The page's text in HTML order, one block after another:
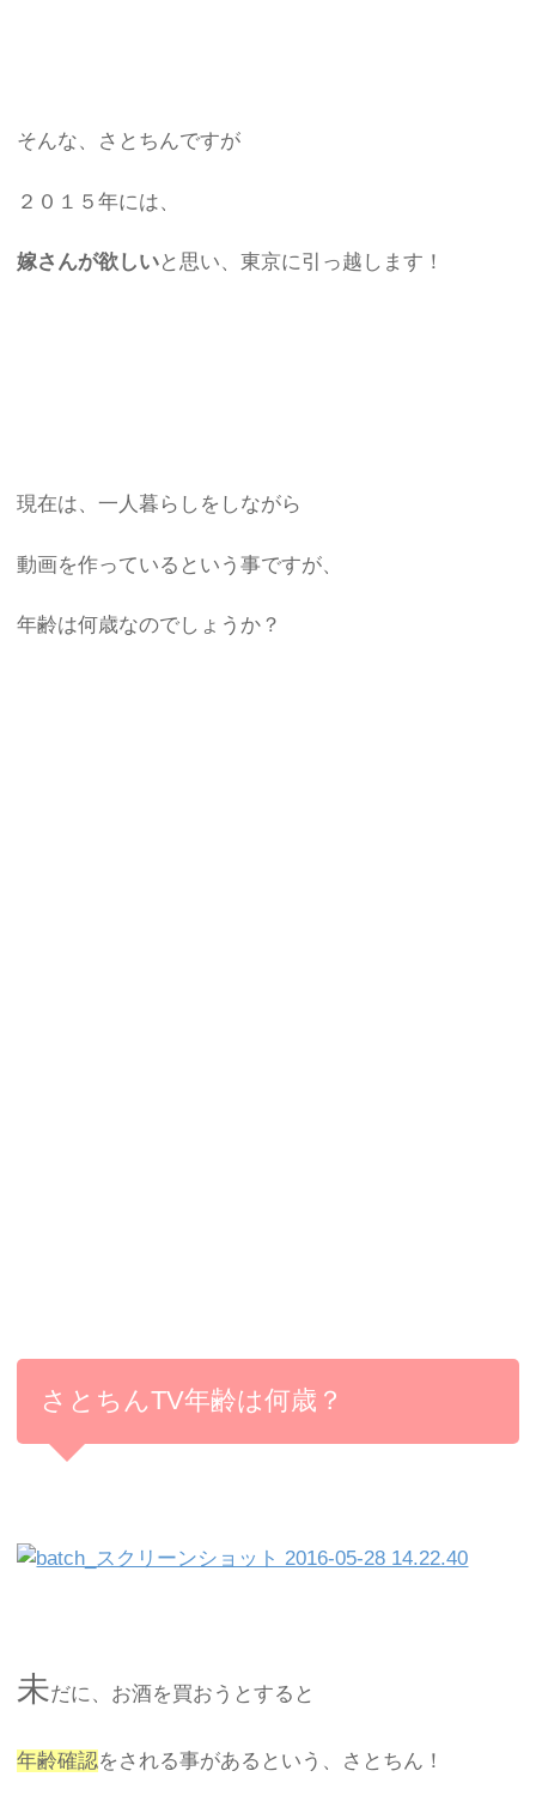
そんな、さとちんですが
２０１５年には、
嫁さんが欲しいと思い、東京に引っ越します！
現在は、一人暮らしをしながら
動画を作っているという事ですが、
年齢は何歳なのでしょうか？
さとちんTV年齢は何歳？
未だに、お酒を買おうとすると
年齢確認をされる事があるという、さとちん！